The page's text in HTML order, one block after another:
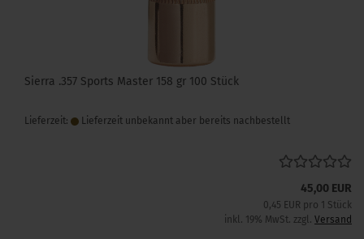
Sierra .357 Sports Master 158 gr 100 Stück
Lieferzeit: Lieferzeit unbekannt aber bereits nachbestellt
45,00 EUR
0,45 EUR pro 1 Stück
inkl. 19% MwSt. zzgl. Versand